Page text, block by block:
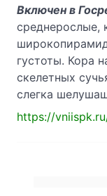
Включен в
среднерослые,
густоты. Кора
скелетных
слегка
https://